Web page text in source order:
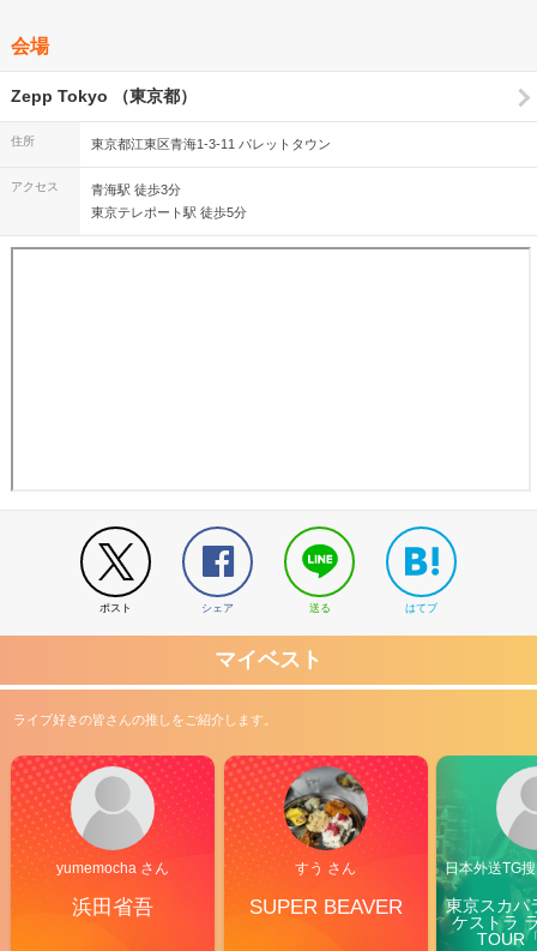
会場
Zepp Tokyo （東京都）
住所 東京都江東区青海1-3-11 パレットタウン
アクセス
青海駅 徒歩3分
東京テレポート駅 徒歩5分
ポスト シェア 送る はてブ
マイベスト
ライブ好きの皆さんの推しをご紹介します。
yumemocha さん
浜田省吾
すう さん
SUPER BEAVER
日本外送TG
東京スカパ
ケストラ
TOUR